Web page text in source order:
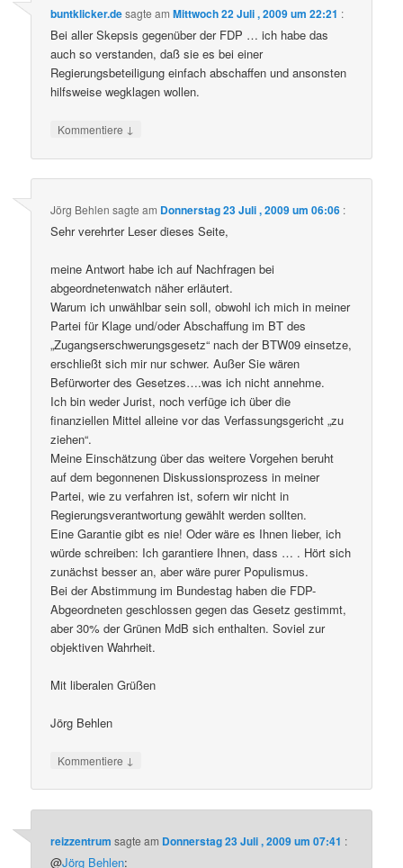
buntklicker.desagte amMittwoch 22 Juli , 2009 um 22:21 :
Bei aller Skepsis gegenüber der FDP … ich habe das
auch so verstanden, daß sie es bei einer
Regierungsbeteiligung einfach abschaffen und ansonsten
hilfsweise wegklagen wollen.
Kommentiere ↓
Jörg Behlen sagte am Donnerstag 23 Juli , 2009 um 06:06 :
Sehr verehrter Leser dieses Seite,
meine Antwort habe ich auf Nachfragen bei
abgeordnetenwatch näher erläutert.
Warum ich unwählbar sein soll, obwohl ich mich in meiner
Partei für Klage und/oder Abschaffung im BT des
„Zugangserschwerungsgesetz“ nach der BTW09 einsetze,
erschließt sich mir nur schwer. Außer Sie wären
Befürworter des Gesetzes….was ich nicht annehme.
Ich bin weder Jurist, noch verfüge ich über die
finanziellen Mittel alleine vor das Verfassungsgericht „zu
ziehen“.
Meine Einschätzung über das weitere Vorgehen beruht
auf dem begonnenen Diskussionsprozess in meiner
Partei, wie zu verfahren ist, sofern wir nicht in
Regierungsverantwortung gewählt werden sollten.
Eine Garantie gibt es nie! Oder wäre es Ihnen lieber, ich
würde schreiben: Ich garantiere Ihnen, dass … . Hört sich
zunächst besser an, aber wäre purer Populismus.
Bei der Abstimmung im Bundestag haben die FDP-
Abgeordneten geschlossen gegen das Gesetz gestimmt,
aber 30% der Grünen MdB sich enthalten. Soviel zur
objektiven Wahrheit.
Mit liberalen Grüßen
Jörg Behlen
Kommentiere ↓
reizzentrum sagte am Donnerstag 23 Juli , 2009 um 07:41 :
@Jörg Behlen: